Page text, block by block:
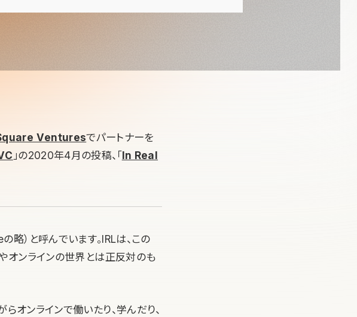
Venturesでパートナーを
」の2020年4月の投稿、「In Real
）と呼んでいます。IRLは、この
オンラインの世界とは正反対のも
オンラインで働いたり、学んだり、